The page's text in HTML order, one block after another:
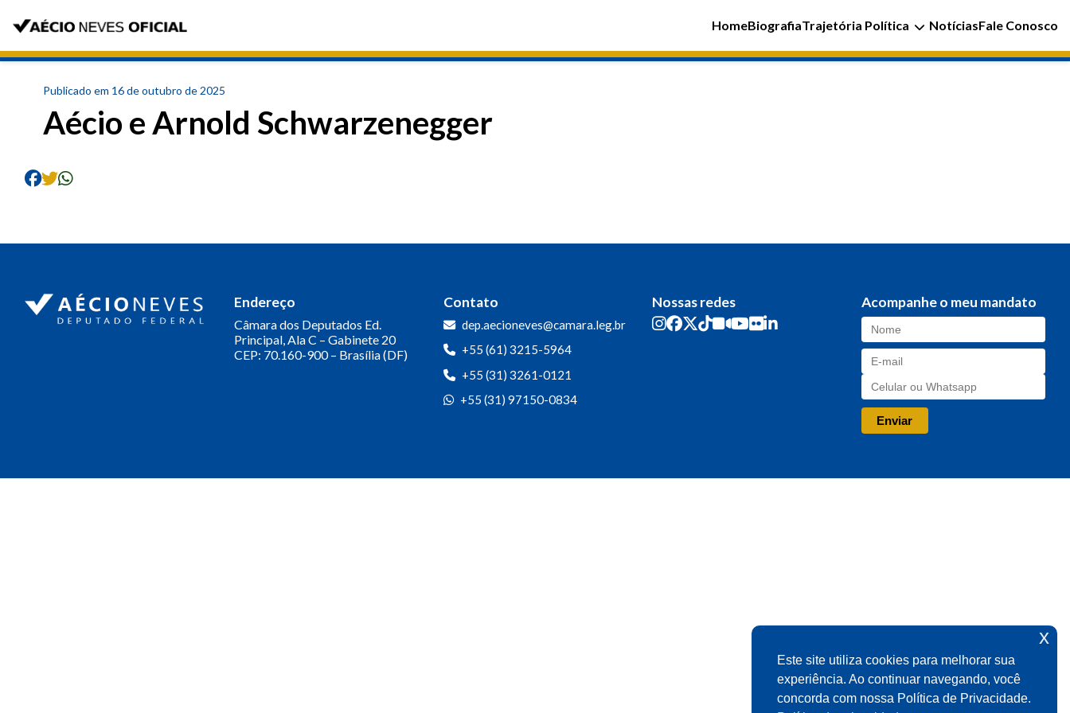
HomeBiografiaTrajetória Política NotíciasFale Conosco
Publicado em 16 de outubro de 2025
Aécio e Arnold Schwarzenegger
Endereço
Câmara dos Deputados Ed.
Principal, Ala C – Gabinete 20
CEP: 70.160-900 – Brasília (DF)
Contato
dep.aecioneves@camara.leg.br
+55 (61) 3215-5964
+55 (31) 3261-0121
+55 (31) 97150-0834
Nossas redes Acompanhe o meu mandato
Este site utiliza cookies para melhorar sua
experiência. Ao continuar navegando, você
concorda com nossa Política de Privacidade.
x